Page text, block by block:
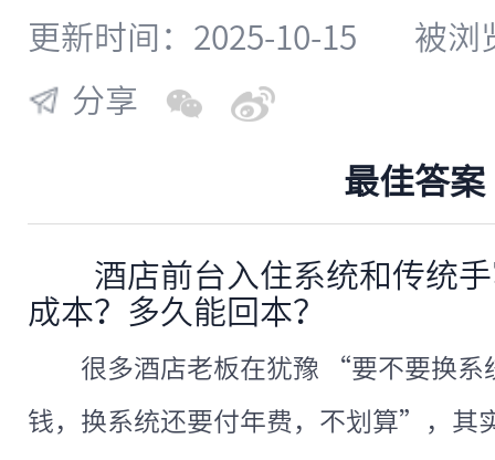
更新时间：2025-10-15
被浏
分享
最佳答案
酒店前台入住系统和传统
成本？多久能回本？
很多酒店老板在犹豫 “要不要换系
钱，换系统还要付年费，不划算”，其